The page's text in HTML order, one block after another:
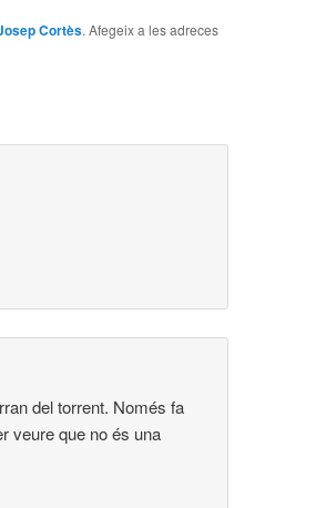
Cortès. Afegeix a les adreces
del torrent. Només fa
veure que no és una